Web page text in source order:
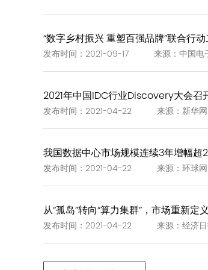
“数字乡村振兴 重塑百强品牌”联合行
发布时间：2021-09-17 来源：中国电子
2021年中国IDC行业Discovery大会召
发布时间：2021-04-22 来源：新华网
我国数据中心市场规模连续3年增幅超
发布时间：2021-04-22 来源：环球网
从“孤岛”转向“算力集群”，市场重新定
发布时间：2021-04-22 来源：经济日